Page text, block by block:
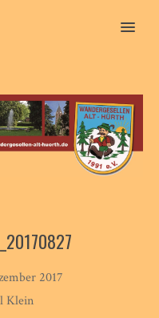
MENU
2017
Klein